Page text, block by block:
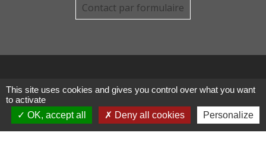
Contact par formulaire
Liens
COMMUNAUTE DE COMMUNE
This site uses cookies and gives you control over what you want
to activate
OK, accept all
Deny all cookies Personalize